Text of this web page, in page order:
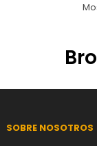
SOBRE NOSOTROS